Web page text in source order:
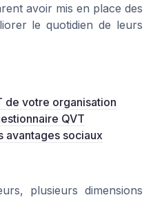
avoir mis en place des
le quotidien de leurs
de votre organisation
QVT
avantages sociaux
plusieurs dimensions